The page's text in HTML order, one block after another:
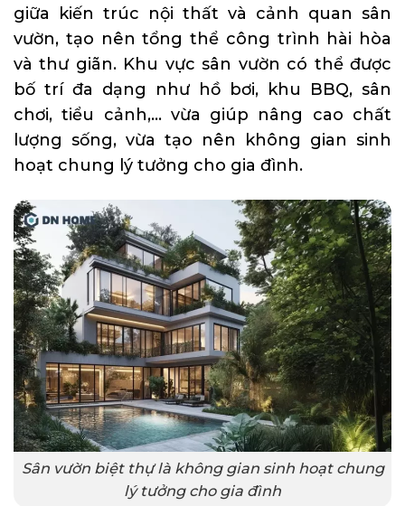
giữa kiến trúc nội thất và cảnh quan sân
vườn, tạo nên tổng thể công trình hài hòa
và thư giãn. Khu vực sân vườn có thể được
bố trí đa dạng như hồ bơi, khu BBQ, sân
chơi, tiểu cảnh,… vừa giúp nâng cao chất
lượng sống, vừa tạo nên không gian sinh
hoạt chung lý tưởng cho gia đình.
Sân vườn biệt thự là không gian sinh hoạt chung
lý tưởng cho gia đình